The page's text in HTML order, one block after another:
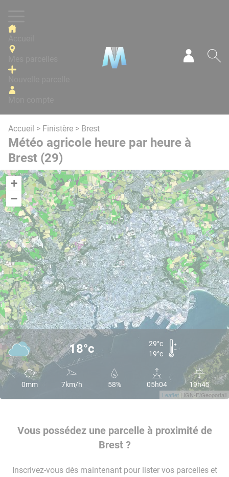
Accueil > Finistère > Brest
Météo agricole heure par heure à
Brest (29)
+
−
Leaflet | IGN-F/Geoportail
18°c
29°c
19°c
0mm 7km/h 58% 05h04 19h45
Vous possédez une parcelle à proximité de
Brest ?
Inscrivez-vous dès maintenant pour lister vos parcelles et